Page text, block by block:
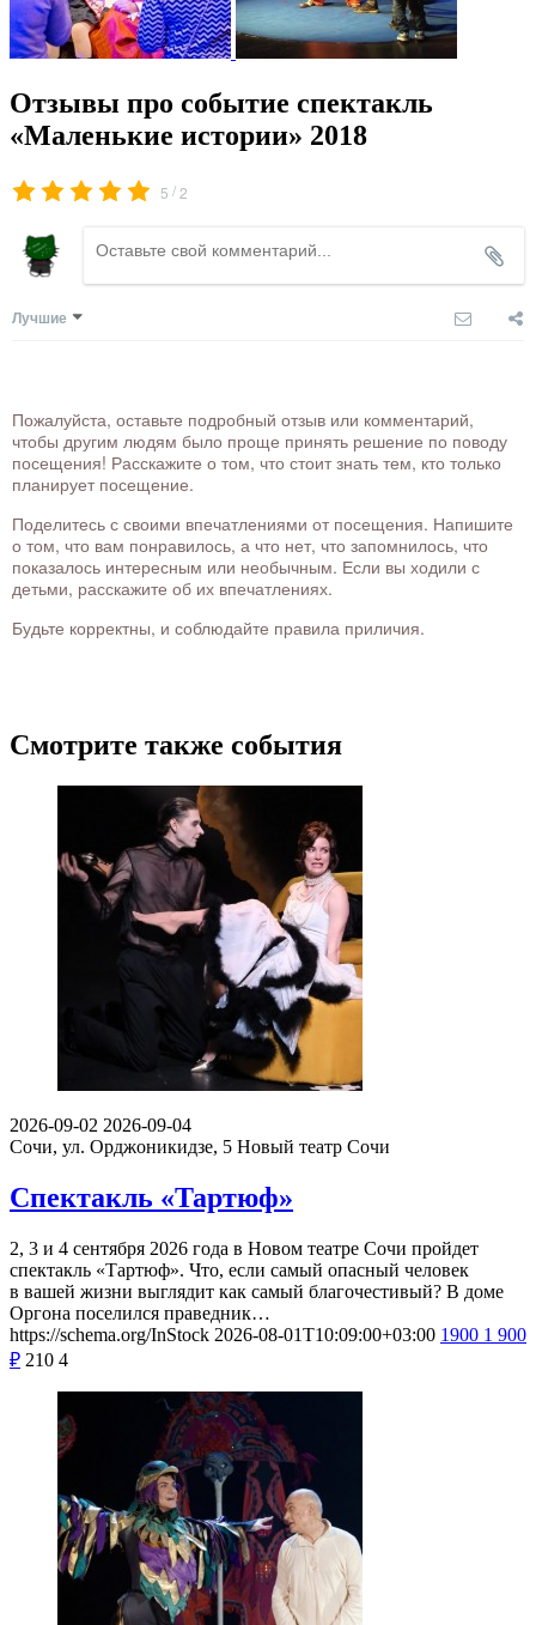
Отзывы про событие спектакль
«Маленькие истории» 2018
5 /2
Лучшие
Пожалуйста, оставьте подробный отзыв или комментарий,
чтобы другим людям было проще принять решение по поводу
посещения! Расскажите о том, что стоит знать тем, кто только
планирует посещение.
Поделитесь с своими впечатлениями от посещения. Напишите
о том, что вам понравилось, а что нет, что запомнилось, что
показалось интересным или необычным. Если вы ходили с
детьми, расскажите об их впечатлениях.
Будьте корректны, и соблюдайте правила приличия.
Смотрите также события
2026-09-02 2026-09-04
Сочи, ул. Орджоникидзе, 5 Новый театр Сочи
Спектакль «Тартюф»
2, 3 и 4 сентября 2026 года в Новом театре Сочи пройдет
спектакль «Тартюф». Что, если самый опасный человек
в вашей жизни выглядит как самый благочестивый? В доме
Оргона поселился праведник…
https://schema.org/InStock 2026-08-01T10:09:00+03:00 1900 1 900
₽ 210 4